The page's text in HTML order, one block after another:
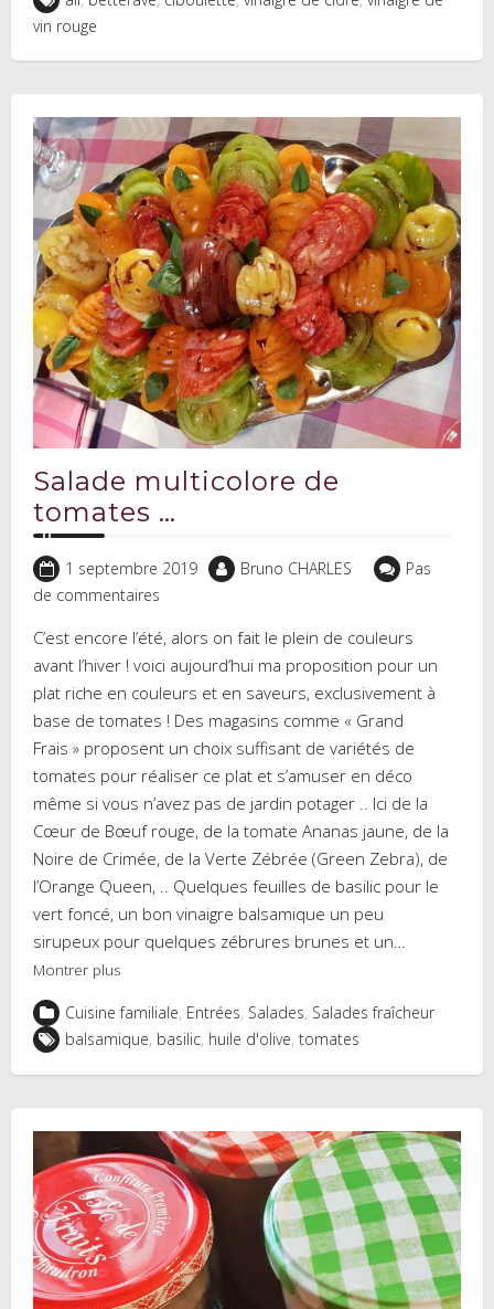
vin rouge
Salade multicolore de
tomates …
1 septembre 2019 Bruno CHARLES
Pas
de commentaires
C’est encore l’été, alors on fait le plein de couleurs
avant l’hiver ! voici aujourd’hui ma proposition pour un
plat riche en couleurs et en saveurs, exclusivement à
base de tomates ! Des magasins comme « Grand
Frais » proposent un choix suffisant de variétés de
tomates pour réaliser ce plat et s’amuser en déco
même si vous n’avez pas de jardin potager .. Ici de la
Cœur de Bœuf rouge, de la tomate Ananas jaune, de la
Noire de Crimée, de la Verte Zébrée (Green Zebra), de
l’Orange Queen, .. Quelques feuilles de basilic pour le
vert foncé, un bon vinaigre balsamique un peu
sirupeux pour quelques zébrures brunes et un…
Montrer plus
Cuisine familiale, Entrées, Salades, Salades fraîcheur
balsamique, basilic, huile d'olive, tomates